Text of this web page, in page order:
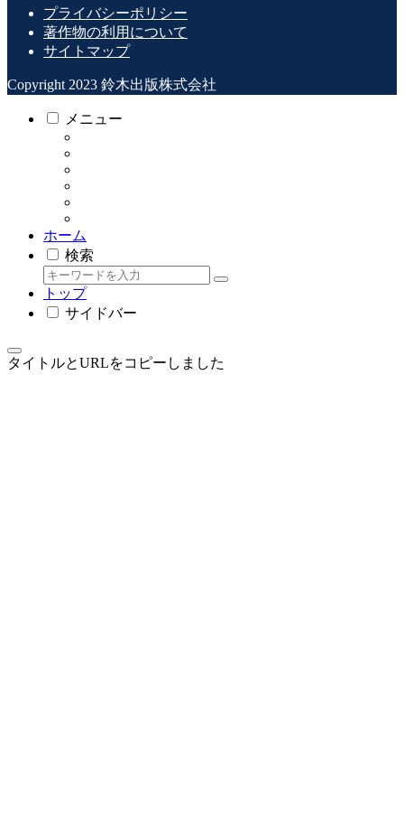
プライバシーポリシー
著作物の利用について
サイトマップ
Copyright 2023 鈴木出版株式会社
メニュー
ホーム
検索
トップ
サイドバー
タイトルとURLをコピーしました